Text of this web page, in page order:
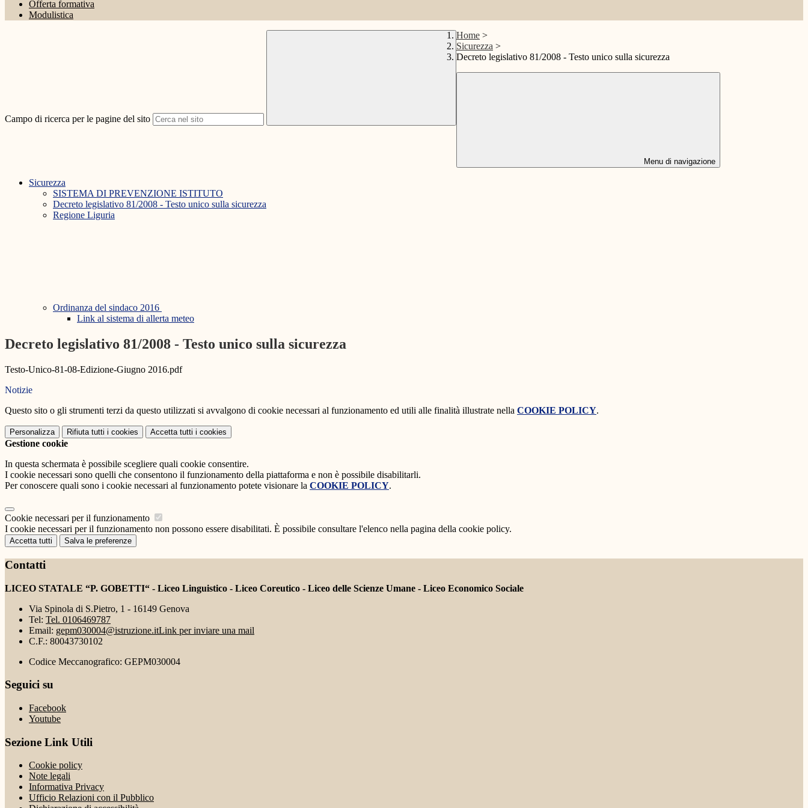
Offerta formativa
Modulistica
Campo di ricerca per le pagine del sito
Home >
Sicurezza >
Decreto legislativo 81/2008 - Testo unico sulla sicurezza
Menu di navigazione
Sicurezza
SISTEMA DI PREVENZIONE ISTITUTO
Decreto legislativo 81/2008 - Testo unico sulla sicurezza
Regione Liguria
Ordinanza del sindaco 2016
Link al sistema di allerta meteo
Decreto legislativo 81/2008 - Testo unico sulla sicurezza
Testo-Unico-81-08-Edizione-Giugno 2016.pdf
Notizie
Questo sito o gli strumenti terzi da questo utilizzati si avvalgono di cookie necessari al funzionamento ed utili alle finalità illustrate nella COOKIE POLICY.
Personalizza Rifiuta tutti i cookies Accetta tutti i cookies
Gestione cookie
In questa schermata è possibile scegliere quali cookie consentire.
I cookie necessari sono quelli che consentono il funzionamento della piattaforma e non è possibile disabilitarli.
Per conoscere quali sono i cookie necessari al funzionamento potete visionare la COOKIE POLICY.
Cookie necessari per il funzionamento
I cookie necessari per il funzionamento non possono essere disabilitati. È possibile consultare l'elenco nella pagina della cookie policy.
Accetta tutti Salva le preferenze
Contatti
LICEO STATALE “P. GOBETTI“ - Liceo Linguistico - Liceo Coreutico - Liceo delle Scienze Umane - Liceo Economico Sociale
Via Spinola di S.Pietro, 1 - 16149 Genova
Tel: Tel. 0106469787
Email: gepm030004@istruzione.itLink per inviare una mail
C.F.: 80043730102
Codice Meccanografico: GEPM030004
Seguici su
Facebook
Youtube
Sezione Link Utili
Cookie policy
Note legali
Informativa Privacy
Ufficio Relazioni con il Pubblico